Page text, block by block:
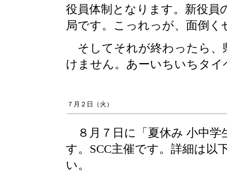
役員体制となります。新役
局です。こっれっが、面倒
そしてそれが終わったら、
けません。あーいちいちタイ
７月２日（火）
８月７日に「夏休み 小中学
す。SCC主催です。詳細は
い。